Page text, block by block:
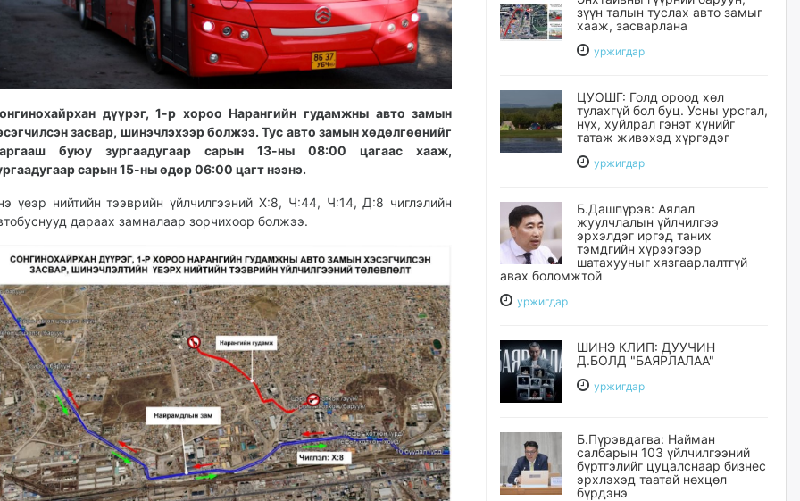
дүүрэг, 1-р хороо Нарангийн гудамжны авто замын
засвар, шинэчлэхээр болжээ. Тус авто замын хөдөлгөөнийг
буюу зургаадугаар сарын 13-ны 08:00 цагаас хааж,
сарын 15-ны өдөр 06:00 цагт нээнэ.
үеэр нийтийн тээврийн үйлчилгээний Х:8, Ч:44, Ч:14, Д:8 чиглэлийн
дараах замналаар зорчихоор болжээ.
зүүн талын туслах авто замыг
хааж, засварлана
уржигдар
ЦУОШГ: Голд ороод хөл
тулахгүй бол буц. Усны урсгал,
нүх, хуйлрал гэнэт хүнийг
татаж живэхэд хүргэдэг
уржигдар
Б.Дашпүрэв: Аялал
жуулчлалын үйлчилгээ
эрхэлдэг иргэд таних
тэмдгийн хүрээгээр
шатахууныг хязгаарлалтгүй
авах боломжтой
уржигдар
ШИНЭ КЛИП: ДУУЧИН
Д.БОЛД "БАЯРЛАЛАА"
уржигдар
Б.Пүрэвдагва: Найман
салбарын 103 үйлчилгээний
бүртгэлийг цуцалснаар бизнес
эрхлэхэд таатай нөхцөл
бүрдэнэ